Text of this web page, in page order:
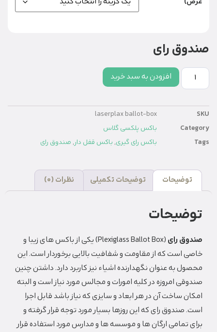
عرض)
صندوق رای
افزودن به سبد خرید
SKU
laserplax ballot-box
Category
باکس پلکسی گلاس
Tags
باکس رای گیری, باکس قفل دار, صندوق رای
توضیحات توضیحات تکمیلی نظرات (0)
توضیحات
صندوق رای
(Plexiglass Ballot Box) یکی از باکس های زیبا و
خاصی است که از مقاومت و شفافیت بالایی برخوردار است. این
محصول به عنوان نگهدارنده اشیاء نیز کاربرد دارد. داشتن چنین
صندوقی امروزه در کلیه امورات و مجالس مورد نیاز است و البته
امکان ساخت آن در هر ابعاد و سایزی که نیاز باشد قابل اجرا
است. صندوق رای که این روزها بسیار مورد توجه قرار گرفته و
برای تمامی ارگان ها و موسسه ها و مدارس مورد استفاده قرار